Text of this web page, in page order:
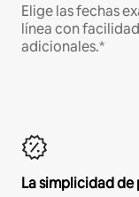
Elige las fechas
línea con
adicionales.*
La simplicidad de